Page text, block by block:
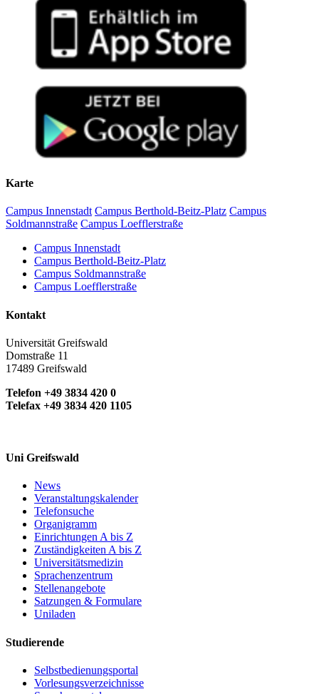
Karte
Campus Innenstadt Campus Berthold-Beitz-Platz Campus
Soldmannstraße Campus Loefflerstraße
Campus Innenstadt
Campus Berthold-Beitz-Platz
Campus Soldmannstraße
Campus Loefflerstraße
Kontakt
Universität Greifswald
Domstraße 11
17489 Greifswald
Telefon +49 3834 420 0
Telefax +49 3834 420 1105
Uni Greifswald
News
Veranstaltungskalender
Telefonsuche
Organigramm
Einrichtungen A bis Z
Zuständigkeiten A bis Z
Universitätsmedizin
Sprachenzentrum
Stellenangebote
Satzungen & Formulare
Uniladen
Studierende
Selbstbedienungsportal
Vorlesungsverzeichnisse